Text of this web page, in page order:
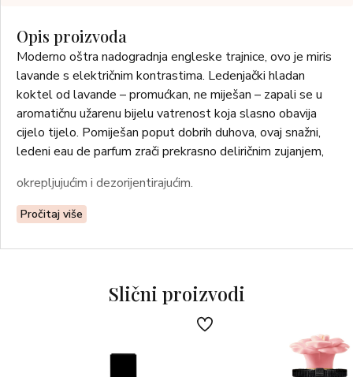
Opis proizvoda
Moderno oštra nadogradnja engleske trajnice, ovo je miris
lavande s električnim kontrastima. Ledenjački hladan
koktel od lavande – promućkan, ne miješan – zapali se u
aromatičnu užarenu bijelu vatrenost koja slasno obavija
cijelo tijelo. Pomiješan poput dobrih duhova, ovaj snažni,
ledeni eau de parfum zrači prekrasno deliričnim zujanjem,
okrepljujućim i dezorijentirajućim.
Geranij & Bosiljak – Esencija ruže
Esencija lavande & absolute
Pročitaj više
Slični proizvodi